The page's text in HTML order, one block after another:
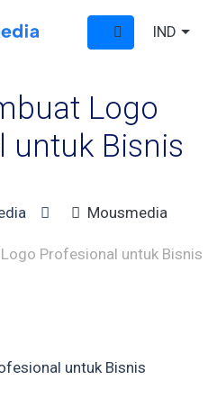
IND
Logo
untuk Bisnis
Mousmedia
Profesional untuk Bisnis